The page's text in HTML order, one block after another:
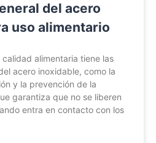
del acero
uso alimentario
alimentaria tiene las
acero inoxidable, como la
y la prevención de la
garantiza que no se liberen
entra en contacto con los